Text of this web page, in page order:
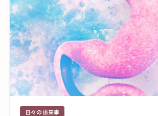
日々の出来事